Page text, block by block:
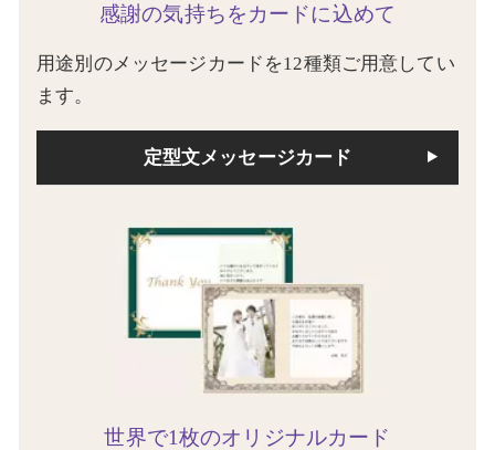
感謝の気持ちをカードに込めて
用途別のメッセージカードを12種類ご用意してい
ます。
定型文メッセージカード
世界で1枚のオリジナルカード